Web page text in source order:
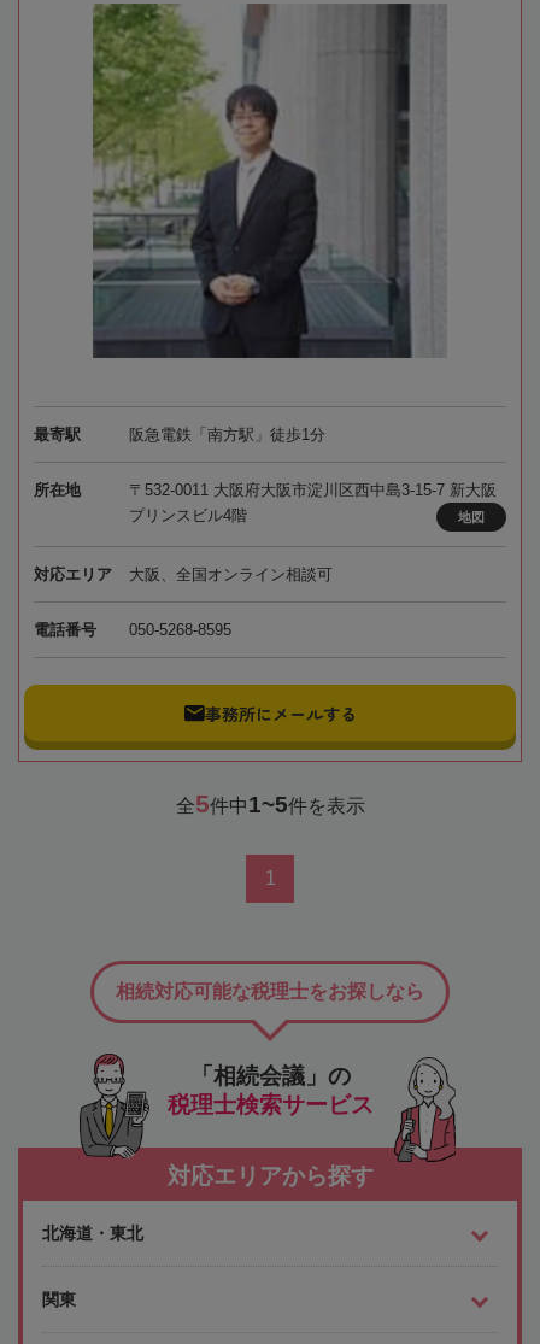
最寄駅 阪急電鉄「南方駅」徒歩1分
所在地
〒532-0011 大阪府大阪市淀川区西中島3-15-7 新大阪
プリンスビル4階
地図
対応エリア 大阪、全国オンライン相談可
電話番号 050-5268-8595
事務所にメールする
全5件中1~5件を表示
1
「相続会議」の
税理士検索サービス
相続対応可能な税理士をお探しなら
対応エリアから探す
北海道・東北
関東